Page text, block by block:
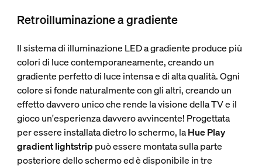
Retroilluminazione a gradiente
Il sistema di illuminazione LED a gradiente produce più
colori di luce contemporaneamente, creando un
gradiente perfetto di luce intensa e di alta qualità. Ogni
colore si fonde naturalmente con gli altri, creando un
effetto davvero unico che rende la visione della TV e il
gioco un'esperienza davvero avvincente! Progettata
per essere installata dietro lo schermo, laHue Play
gradient lightstrip può essere montata sulla parte
posteriore dello schermo ed è disponibile in tre